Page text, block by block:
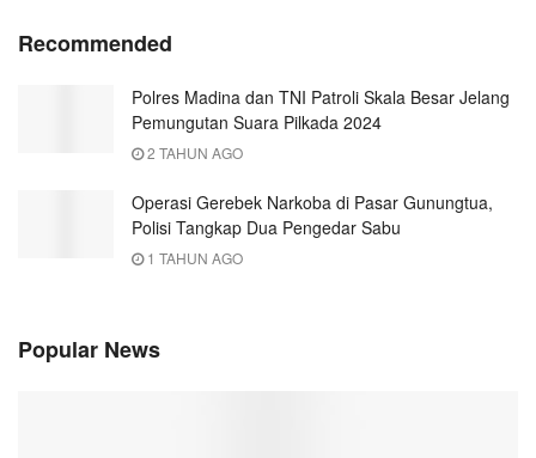
Recommended
Polres Madina dan TNI Patroli Skala Besar Jelang
Pemungutan Suara Pilkada 2024
2 TAHUN AGO
Operasi Gerebek Narkoba di Pasar Gunungtua,
Polisi Tangkap Dua Pengedar Sabu
1 TAHUN AGO
Popular News